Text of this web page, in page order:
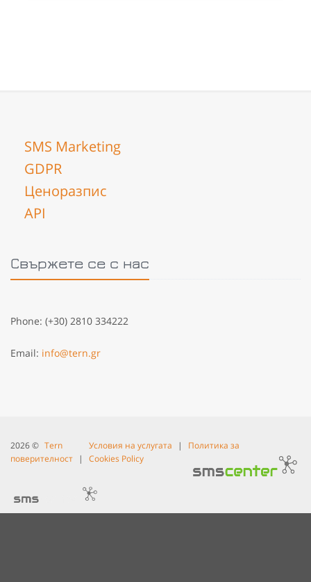
SMS Marketing
GDPR
Ценоразпис
API
Свържете се с нас
Phone: (+30) 2810 334222
Email: info@tern.gr
2026 © Tern Условия на услугата |
Политика за
поверителност
| Cookies Policy